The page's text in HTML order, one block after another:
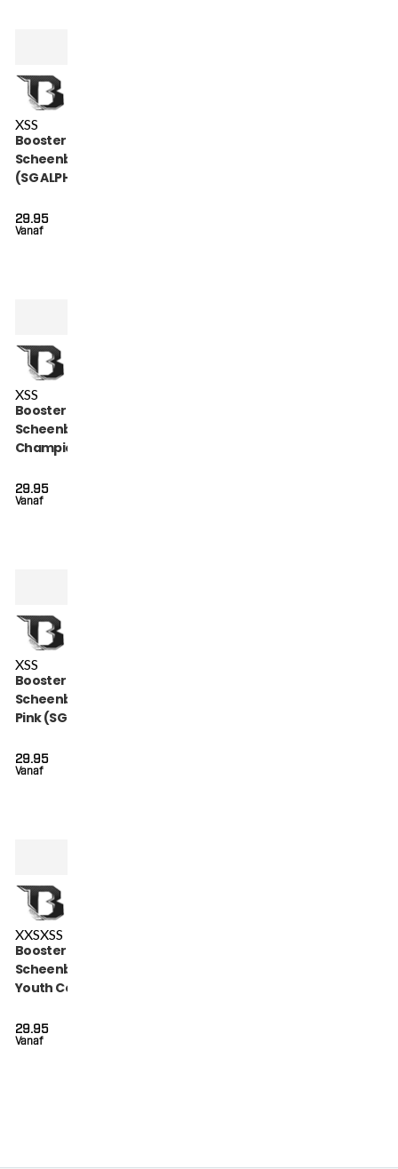
XSS
Booster Kids Alpha
Scheenbeschermers
(SG ALPHA BLACK)
Vanaf
29.95
XSS
Booster Kickboks
Scheenbeschermers
Champion Black (SG
Vanaf
29.95
XSS
Booster Kids
Scheenbeschermers
Pink (SG CHAMPION
Vanaf
29.95
XXSXSS
Booster Kickboks
Scheenbeschermers
Youth Combat Series
SG)
Vanaf
29.95